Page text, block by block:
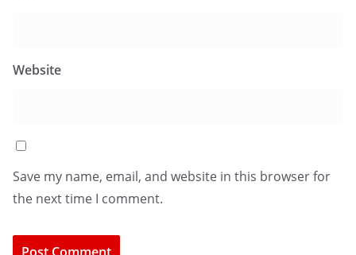
Website
Save my name, email, and website in this browser for
the next time I comment.